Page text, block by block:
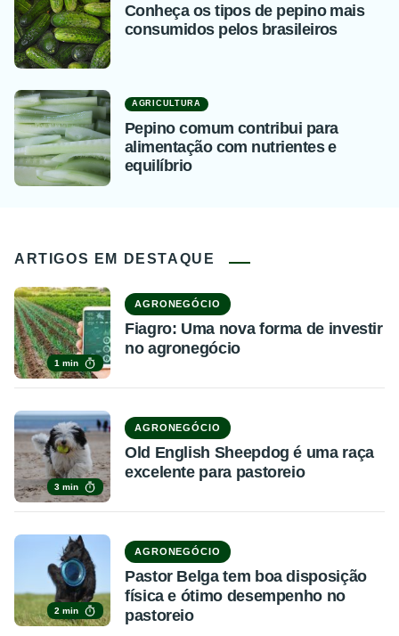
Conheça os tipos de pepino mais
consumidos pelos brasileiros
AGRICULTURA
Pepino comum contribui para
alimentação com nutrientes e
equilíbrio
ARTIGOS EM DESTAQUE
1 min
AGRONEGÓCIO
Fiagro: Uma nova forma de investir
no agronegócio
3 min
AGRONEGÓCIO
Old English Sheepdog é uma raça
excelente para pastoreio
2 min
AGRONEGÓCIO
Pastor Belga tem boa disposição
física e ótimo desempenho no
pastoreio